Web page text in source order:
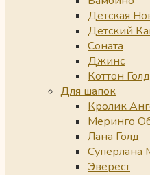
Детская
Детский
Соната
Джинс
Коттон Голд
Для шапок
Кролик
Меринго
Лана Голд
Суперлана
Эверест